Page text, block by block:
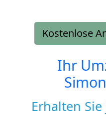
Kostenlose
Ihr
Erhalten